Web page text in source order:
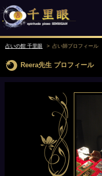
占いの館 千里眼 占い師プロフィール
Reera先生 プロフィール